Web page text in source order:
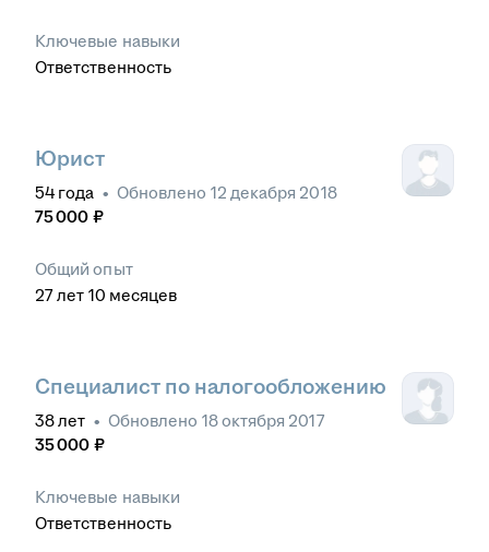
Ключевые навыки
Ответственность
Юрист
54 года • Обновлено 12 декабря 2018
75 000 ₽
Общий опыт
27лет 10 месяцев
Специалист по налогообложению
38лет • Обновлено 18 октября 2017
35 000 ₽
Ключевые навыки
Ответственность